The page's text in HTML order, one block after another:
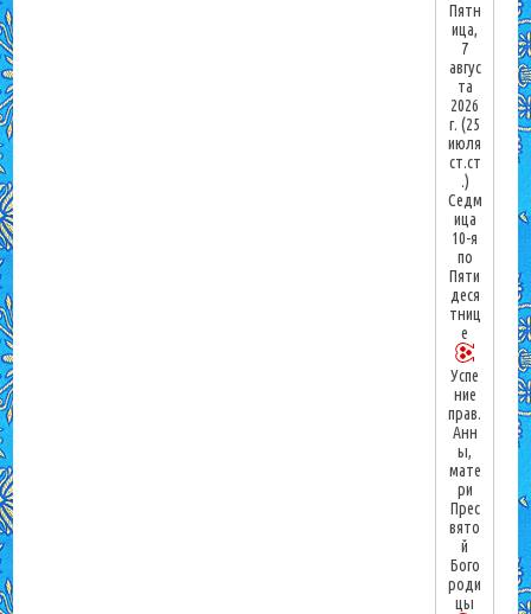
Пятн
ица,
7
авгус
та
2026
г.(25
июля
ст.ст
.)
Седм
ица
10-я
по
Пяти
деся
тниц
е
Успе
ние
прав.
Анн
ы,
мате
ри
Прес
вято
й
Бого
роди
цы